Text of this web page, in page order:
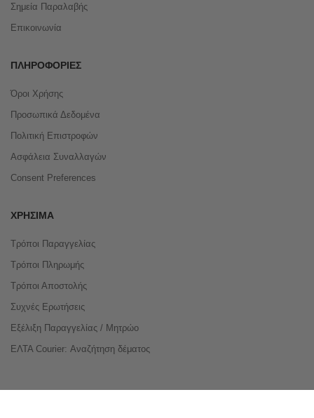
Σημεία Παραλαβής
Επικοινωνία
ΠΛΗΡΟΦΟΡΊΕΣ
Όροι Χρήσης
Προσωπικά Δεδομένα
Πολιτική Επιστροφών
Ασφάλεια Συναλλαγών
Consent Preferences
ΧΡΉΣΙΜΑ
Τρόποι Παραγγελίας
Τρόποι Πληρωμής
Τρόποι Αποστολής
Συχνές Ερωτήσεις
Εξέλιξη Παραγγελίας / Μητρώο
ΕΛΤΑ Courier: Αναζήτηση δέματος